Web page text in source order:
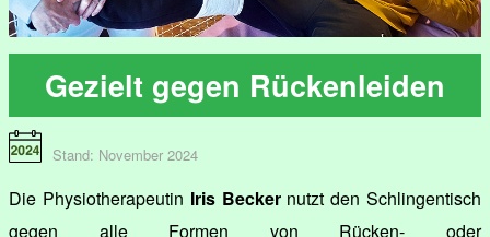
Gezielt gegen Rückenleiden
Stand: November 2024
Die Physiotherapeutin Iris Beckernutzt den Schlingentisch
gegen alle Formen von Rücken- oder